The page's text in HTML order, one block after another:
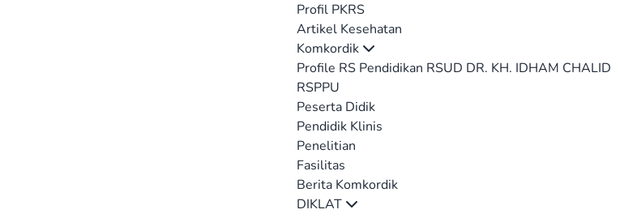
Profil PKRS
Artikel Kesehatan
Komkordik
Profile RS Pendidikan RSUD DR. KH. IDHAM CHALID
RSPPU
Peserta Didik
Pendidik Klinis
Penelitian
Fasilitas
Berita Komkordik
DIKLAT